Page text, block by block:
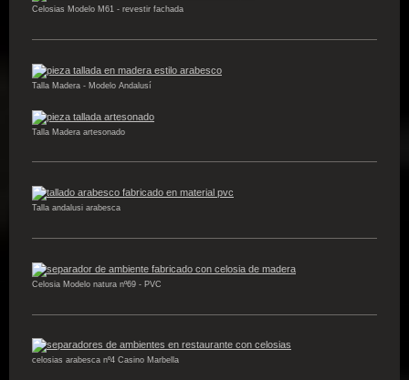
Celosias Modelo M61 - revestir fachada
Talla Madera - Modelo Andalusí
Talla Madera artesonado
Talla andalusi arabesca
Celosia Modelo natura nº69 - PVC
celosias arabesca nº4 Casino Marbella